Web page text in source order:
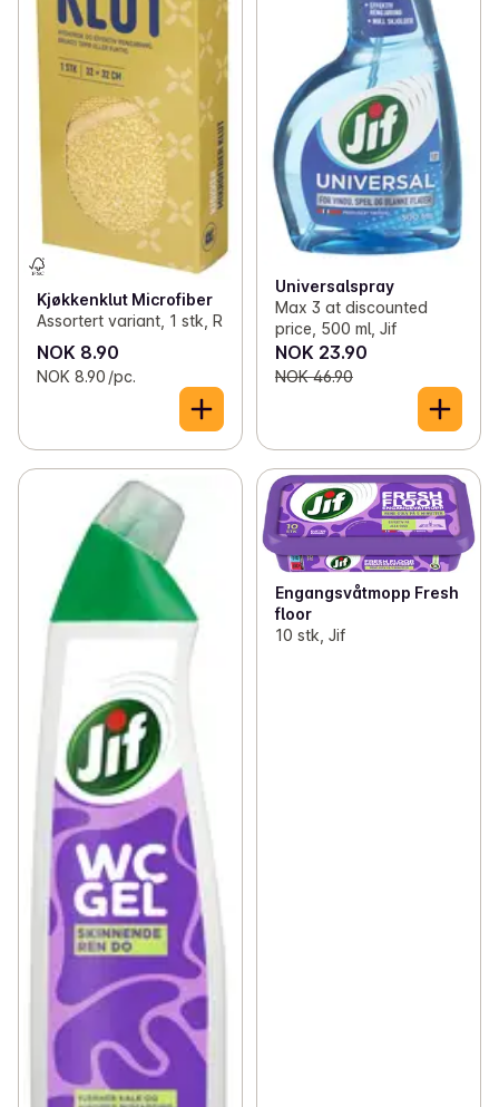
Kjøkkenklut Microfiber
Assortert variant, 1 stk, R
NOK 8.90
NOK 8.90 /pc.
Universalspray
Max 3 at discounted
price, 500 ml, Jif
NOK 23.90
NOK 46.90
Engangsvåtmopp Fresh
floor
10 stk, Jif